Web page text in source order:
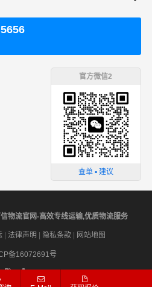
官方微信2
查单 ▪ 建议
物流官网-高效专线运输,优质物流服务
法律声明 隐私条款 网站地图
备16072691号